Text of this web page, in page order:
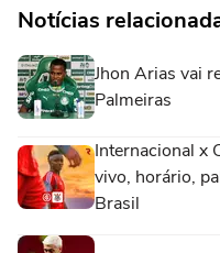
Notícias
Jhon Arias vai
Palmeiras
Internacional x
vivo, horário,
Brasil